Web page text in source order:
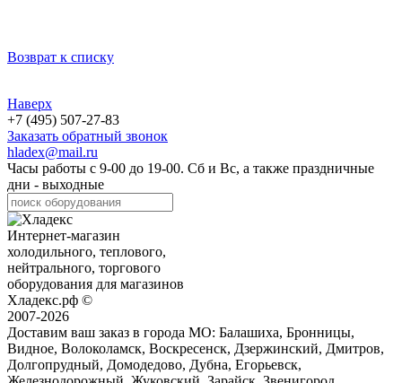
Возврат к списку
Наверх
+7 (495) 507-27-83
Заказать обратный звонок
hladex@mail.ru
Часы работы с 9-00 до 19-00. Сб и Вс, а также праздничные
дни - выходные
Интернет-магазин
холодильного, теплового,
нейтрального, торгового
оборудования для магазинов
Хладекс.рф ©
2007-2026
Доставим ваш заказ в города МО: Балашиха, Бронницы,
Видное, Волоколамск, Воскресенск, Дзержинский, Дмитров,
Долгопрудный, Домодедово, Дубна, Егорьевск,